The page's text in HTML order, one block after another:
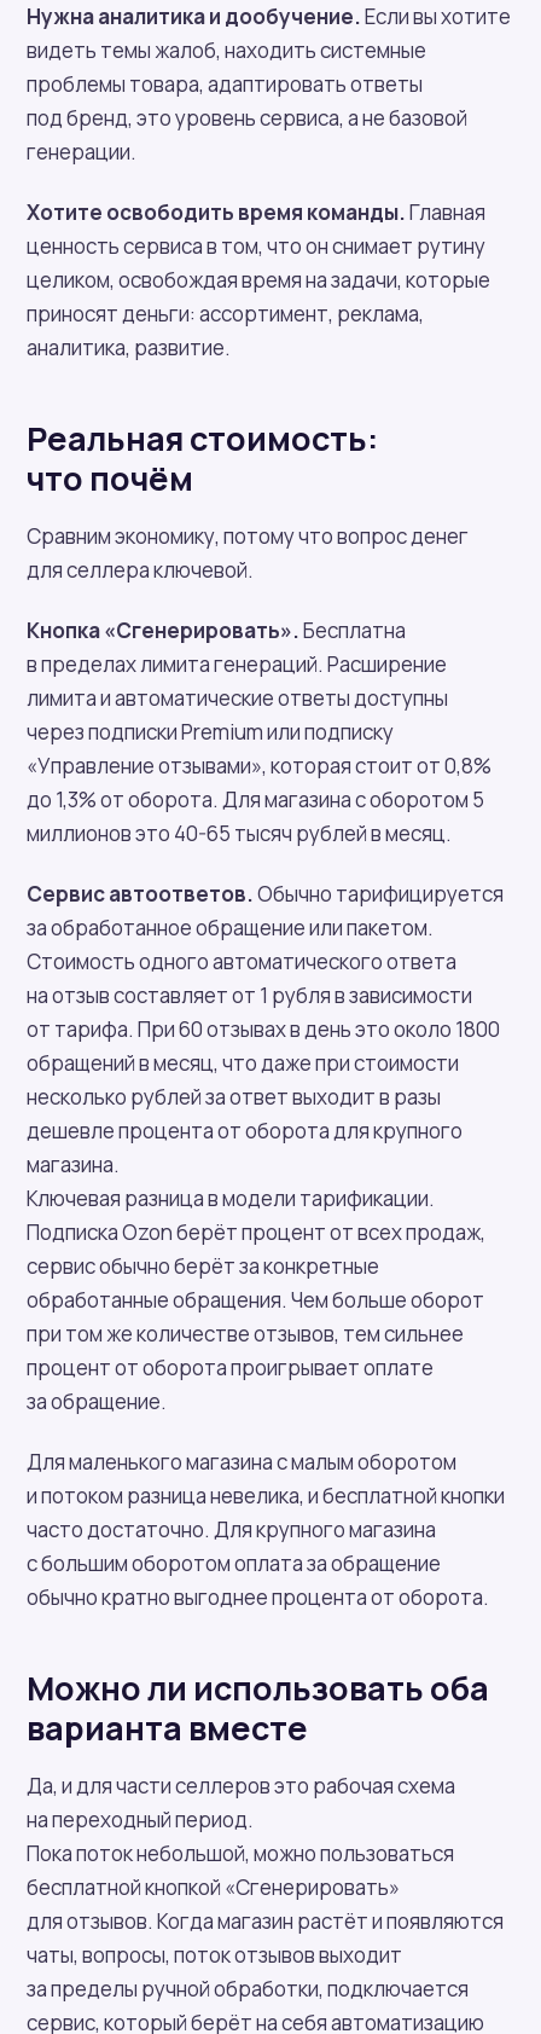
Нужна аналитика и дообучение.Если вы хотите
видеть темы жалоб, находить системные
проблемы товара, адаптировать ответы
под бренд, это уровень сервиса, а не базовой
генерации.
Хотите освободить время команды.Главная
ценность сервиса в том, что он снимает рутину
целиком, освобождая время на задачи, которые
приносят деньги: ассортимент, реклама,
аналитика, развитие.
Реальная стоимость:
что почём
Сравним экономику, потому что вопрос денег
для селлера ключевой.
Кнопка «Сгенерировать».Бесплатна
в пределах лимита генераций. Расширение
лимита и автоматические ответы доступны
через подписки Premium или подписку
«Управление отзывами», которая стоит от 0,8%
до 1,3% от оборота. Для магазина с оборотом 5
миллионов это 40-65 тысяч рублей в месяц.
Сервис автоответов.Обычно тарифицируется
за обработанное обращение или пакетом.
Стоимость одного автоматического ответа
на отзыв составляет от 1 рубля в зависимости
от тарифа. При 60 отзывах в день это около 1800
обращений в месяц, что даже при стоимости
несколько рублей за ответ выходит в разы
дешевле процента от оборота для крупного
магазина.
Ключевая разница в модели тарификации.
Подписка Ozon берёт процент от всех продаж,
сервис обычно берёт за конкретные
обработанные обращения. Чем больше оборот
при том же количестве отзывов, тем сильнее
процент от оборота проигрывает оплате
за обращение.
Для маленького магазина с малым оборотом
и потоком разница невелика, и бесплатной кнопки
часто достаточно. Для крупного магазина
с большим оборотом оплата за обращение
обычно кратно выгоднее процента от оборота.
Можно ли использовать оба
варианта вместе
Да, и для части селлеров это рабочая схема
на переходный период.
Пока поток небольшой, можно пользоваться
бесплатной кнопкой «Сгенерировать»
для отзывов. Когда магазин растёт и появляются
чаты, вопросы, поток отзывов выходит
за пределы ручной обработки, подключается
сервис, который берёт на себя автоматизацию